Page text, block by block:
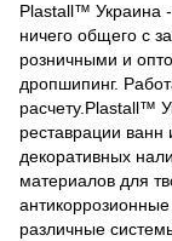
Plastall™ Украина
ничего общего с
розничными и
дропшипинг.
расчету.Plastall™
реставрации
декоративных
материалов для
различные